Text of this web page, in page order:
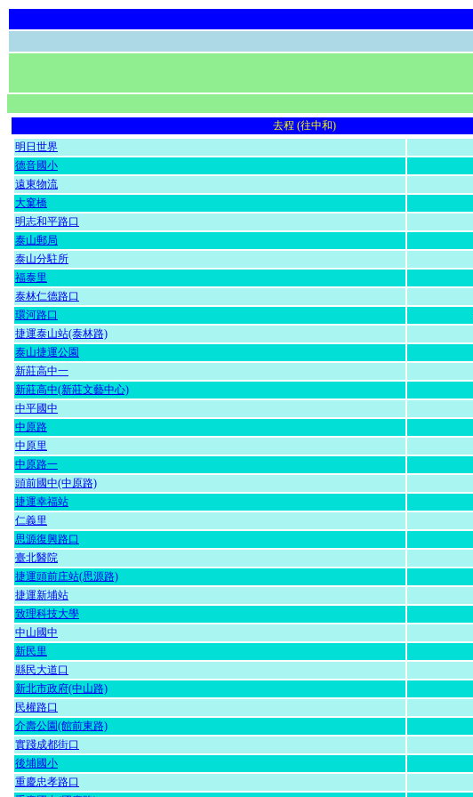
去程 (往中和)
明日世界
德音國小
遠東物流
大窠橋
明志和平路口
泰山郵局
泰山分駐所
福泰里
泰林仁德路口
環河路口
捷運泰山站(泰林路)
泰山捷運公園
新莊高中一
新莊高中(新莊文藝中心)
中平國中
中原路
中原里
中原路一
頭前國中(中原路)
捷運幸福站
仁義里
思源復興路口
臺北醫院
捷運頭前庄站(思源路)
捷運新埔站
致理科技大學
中山國中
新民里
縣民大道口
新北市政府(中山路)
民權路口
介壽公園(館前東路)
實踐成都街口
後埔國小
重慶忠孝路口